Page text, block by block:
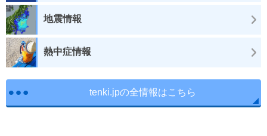
地震情報
熱中症情報
tenki.jpの全情報はこちら